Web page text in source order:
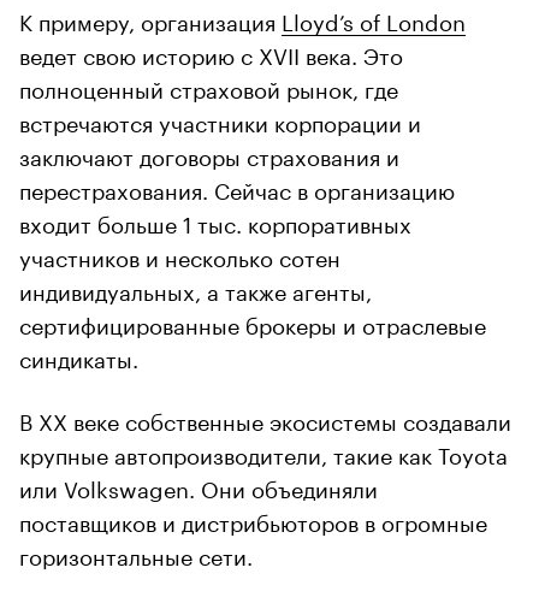
К примеру, организация Lloyd’s of London
ведет свою историю с XVII века. Это
полноценный страховой рынок, где
встречаются участники корпорации и
заключают договоры страхования и
перестрахования. Сейчас в организацию
входит больше 1 тыс. корпоративных
участников и несколько сотен
индивидуальных, а также агенты,
сертифицированные брокеры и отраслевые
синдикаты.
В XX веке собственные экосистемы создавали
крупные автопроизводители, такие как Toyota
или Volkswagen. Они объединяли
поставщиков и дистрибьюторов в огромные
горизонтальные сети.